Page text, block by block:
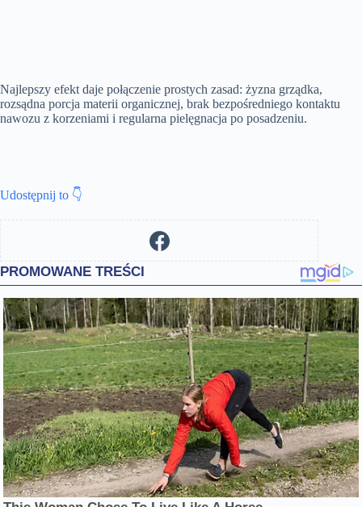
Najlepszy efekt daje połączenie prostych zasad: żyzna grządka,
rozsądna porcja materii organicznej, brak bezpośredniego kontaktu
nawozu z korzeniami i regularna pielęgnacja po posadzeniu.
Udostępnij to 👇